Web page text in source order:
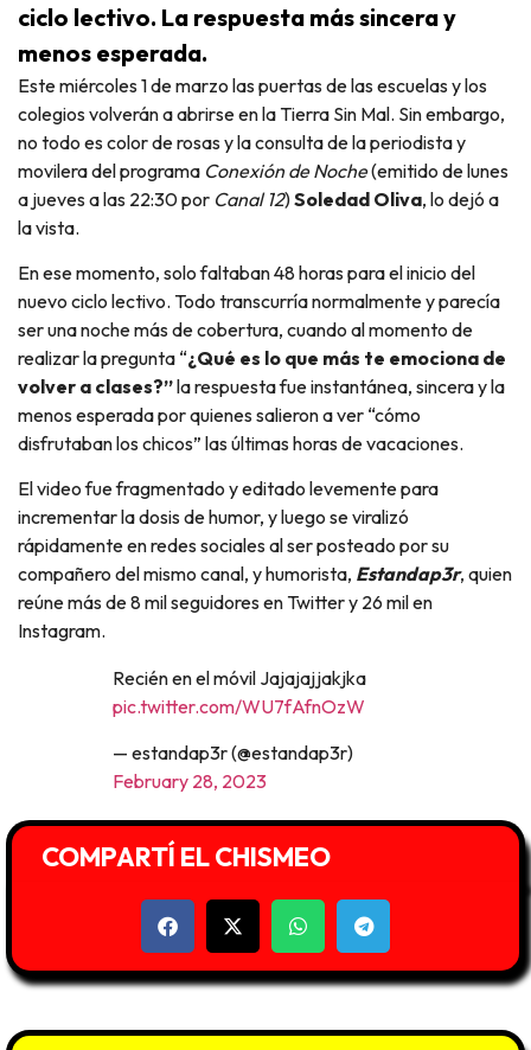
ciclo lectivo. La respuesta más sincera y
menos esperada.
Este miércoles 1 de marzo las puertas de las escuelas y los
colegios volverán a abrirse en la Tierra Sin Mal. Sin embargo,
no todo es color de rosas y la consulta de la periodista y
movilera del programa Conexión de Noche(emitido de lunes
a jueves a las 22:30 por Canal 12)Soledad Oliva, lo dejó a
la vista.
En ese momento, solo faltaban 48 horas para el inicio del
nuevo ciclo lectivo. Todo transcurría normalmente y parecía
ser una noche más de cobertura, cuando al momento de
realizar la pregunta “¿Qué es lo que más te emociona de
volver a clases?”la respuesta fue instantánea, sincera y la
menos esperada por quienes salieron a ver “cómo
disfrutaban los chicos” las últimas horas de vacaciones.
El video fue fragmentado y editado levemente para
incrementar la dosis de humor, y luego se viralizó
rápidamente en redes sociales al ser posteado por su
compañero del mismo canal, y humorista, Estandap3r, quien
reúne más de 8 mil seguidores en Twitter y 26 mil en
Instagram.
Recién en el móvil Jajajajjakjka
pic.twitter.com/WU7fAfnOzW
— estandap3r (@estandap3r)
February 28, 2023
COMPARTÍ EL CHISMEO